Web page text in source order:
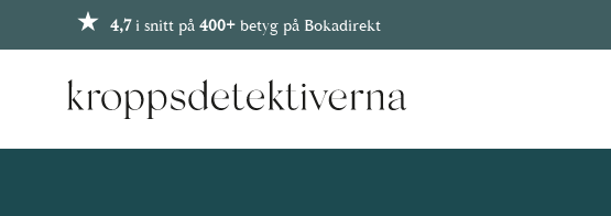
4,7i snitt på 400+ betyg på Bokadirekt